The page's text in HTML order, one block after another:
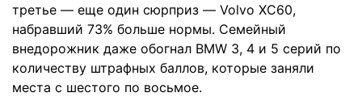
третье — еще один сюрприз — Volvo XC60,
набравший 73% больше нормы. Семейный
внедорожник даже обогнал BMW 3, 4 и 5 серий по
количеству штрафных баллов, которые заняли
места с шестого по восьмое.